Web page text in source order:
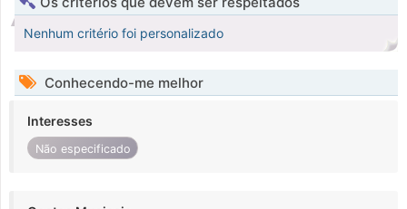
Nenhum critério foi personalizado
Conhecendo-me melhor
Interesses
Não especificado